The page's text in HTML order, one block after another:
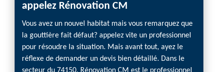
appelez Rénovation CM
Vous avez un nouvel habitat mais vous remarquez que
la gouttière fait défaut? appelez vite un professionnel
pour résoudre la situation. Mais avant tout, ayez le
réflexe de demander un devis bien détaillé. Dans le